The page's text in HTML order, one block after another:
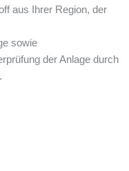
aus Ihrer Region, der
sowie
der Anlage durch